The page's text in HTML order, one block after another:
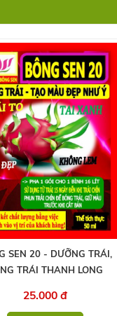
SEN 20 - DƯỠNG TRÁI,
TRÁI THANH LONG
25.000 đ